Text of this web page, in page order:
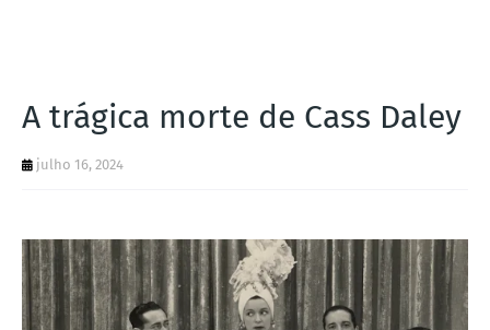
A trágica morte de Cass Daley
julho 16, 2024